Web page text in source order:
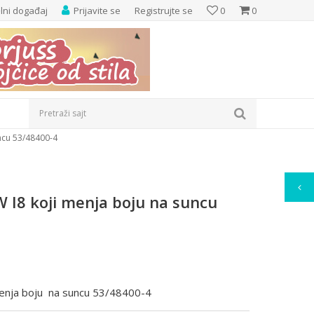
0
0
Prijavite se Registrujte se
događaj
Pretraži sajt
53/48400-4
I8 koji menja boju na suncu
boju na suncu 53/48400-4